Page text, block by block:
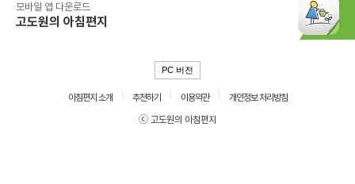
모바일 앱 다운로드
고도원의 아침편지
PC 버전
아침편지 소개 추천하기 이용약관
개인정보 처리방침
ⓒ 고도원의 아침편지